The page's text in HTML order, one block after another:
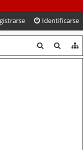
Identificarse
u
u